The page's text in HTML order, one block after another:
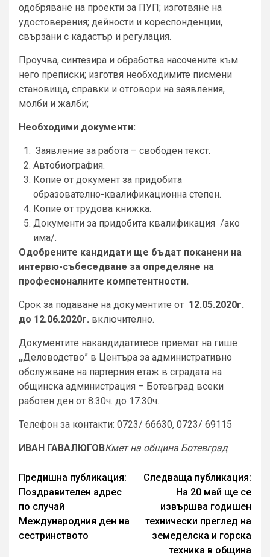
одобряване на проекти за ПУП; изготвяне на
удостоверения; дейности и кореспонденции,
свързани с кадастър и регулация.
Проучва, синтезира и обработва насочените към
него преписки; изготвя необходимите писмени
становища, справки и отговори на заявления,
молби и жалби;
Необходими документи:
Заявление за работа – свободен текст.
Автобиография.
Копие от документ за придобита
образователно-квалификационна степен.
Копие от трудова книжка.
Документи за придобита квалификация /ако
има/.
Одобрените кандидати ще бъдат поканени на
интервю-събеседване за определяне на
професионалните компетентности.
Срок за подаване на документите от 12.05.2020г.
до 12.06.2020г. включително.
Документите накандидатитесе приемат на гише
„Деловодство” в Центъра за административно
обслужване на партерния етаж в сградата на
общинска администрация – Ботевград всеки
работен ден от 8.30ч. до 17.30ч.
Телефон за контакти: 0723/ 66630, 0723/ 69115
ИВАН ГАВАЛЮГОВКмет на община Ботевград
Continue
Reading
Предишна публикация:
Поздравителен адрес
по случай
Международния ден на
сестринството
Следваща публикация:
На 20 май ще се
извършва годишен
технически преглед на
земеделска и горска
техника в община